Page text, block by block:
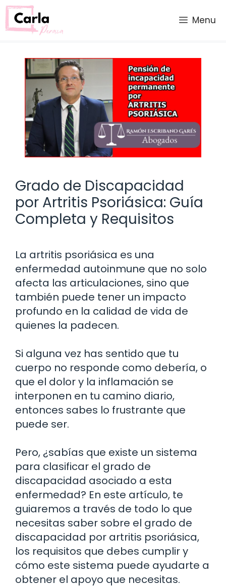
Saltar
al
contenido
Menu
Grado de Discapacidad
por Artritis Psoriásica: Guía
Completa y Requisitos
La artritis psoriásica es una
enfermedad autoinmune que no solo
afecta las articulaciones, sino que
también puede tener un impacto
profundo en la calidad de vida de
quienes la padecen.
Si alguna vez has sentido que tu
cuerpo no responde como debería, o
que el dolor y la inflamación se
interponen en tu camino diario,
entonces sabes lo frustrante que
puede ser.
Pero, ¿sabías que existe un sistema
para clasificar el grado de
discapacidad asociado a esta
enfermedad? En este artículo, te
guiaremos a través de todo lo que
necesitas saber sobre el grado de
discapacidad por artritis psoriásica,
los requisitos que debes cumplir y
cómo este sistema puede ayudarte a
obtener el apoyo que necesitas.